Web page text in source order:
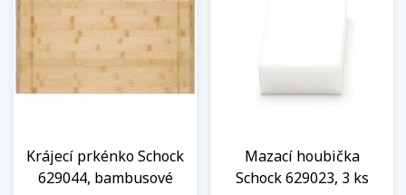
Krájecí prkénko Schock
629044, bambusové
Mazací houbička
Schock 629023, 3 ks